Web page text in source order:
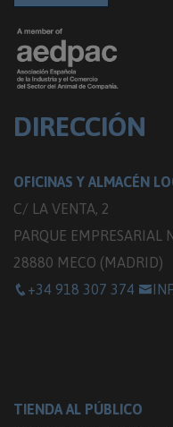
DIRECCIÓN
OFICINAS Y ALMACÉN
C/ LA VENTA, 2
PARQUE EMPRESARIAL
28880 MECO (MADRID)
+34 918 307 374
TIENDA AL PÚBLICO